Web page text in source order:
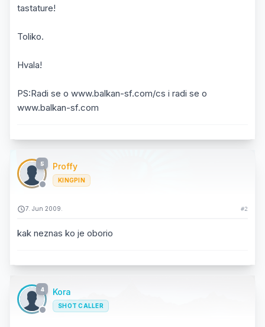
tastature!
Toliko.
Hvala!
PS:Radi se o www.balkan-sf.com/cs i radi se o
www.balkan-sf.com
5 Proffy
KINGPIN
7. Jun 2009. #2
kak neznas ko je oborio
4 Kora
SHOT CALLER